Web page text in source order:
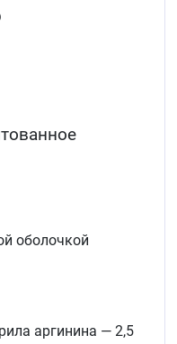
оболочкой
аргинина — 2,5